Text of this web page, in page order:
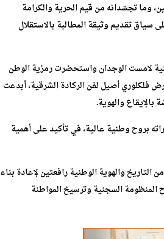
وما تجسّدانه من قيم الحرية والكرامة
خاصة بذكرى 11 يناير، سلطت الضوء على سياق تقديم وثيقة المطالبة بالاستقلال
لامست الوجدان واستحضرت رمزية الوطن
فلكلوري أصيل لفن الركادة الشرقية، أبدعت
والهوية.
بروح وطنية عالية، في تأكيد على أهمية
والهوية الوطنية رافعتين لإعادة بناء
المنظومة السجنية وترسيخ المواطنة